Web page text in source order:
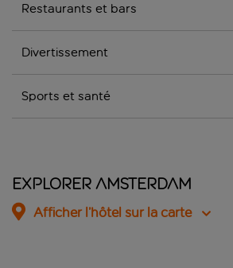
Restaurants et bars
Divertissement
Sports et santé
Explorer Amsterdam
Afficher l’hôtel sur la carte